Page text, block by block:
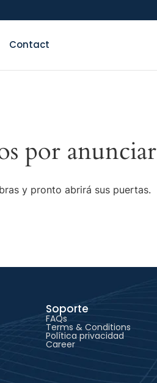
Contact
por anunciar
y pronto abrirá sus puertas.
Soporte
FAQs
Terms & Conditions
Política privacidad
Career